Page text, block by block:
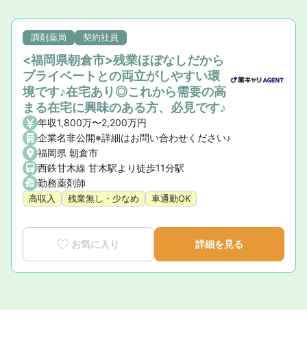
調剤薬局 契約社員
<福岡県朝倉市>残業ほぼなしだから
プライベートとの両立がしやすい環
境です♪在宅あり◎これから需要の高
まる在宅に興味のある方、必見です♪
年収1,800万〜2,200万円
企業名非公開※詳細はお問い合わせください♪
福岡県 朝倉市
西鉄甘木線 甘木駅より徒歩11分駅
勤務薬剤師
高収入 残業無し・少なめ 車通勤OK
お気に入り 詳細を見る